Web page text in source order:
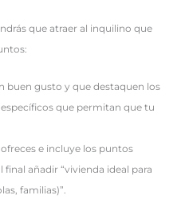
que atraer al inquilino que
buen gusto y que destaquen los
que permitan que tu
e incluye los puntos
añadir “vivienda ideal para
familias)”.